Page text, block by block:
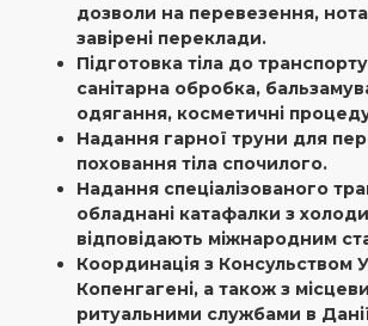
дозволи на перевезення,
завірені переклади.
Підготовка тіла до
санітарна обробка,
одягання, косметичні
Надання гарної труни для
поховання тіла спочилого.
Надання спеціалізованого
обладнані катафалки з
відповідають міжнародним
Координація з Консульством
Копенгагені, а також з
ритуальними службами в